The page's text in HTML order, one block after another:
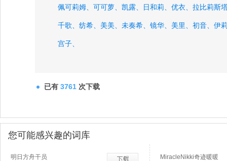
佩可莉姆、 可可萝、 凯露、 日和莉、 优衣、 拉比莉斯
千歌、 纺希、 美美、 未奏希、 镜华、 美里、 初音、 伊
宫子、
已有 3761 次下载
您可能感兴趣的词库
明日方舟干员 MiracleNikki奇迹暖暖